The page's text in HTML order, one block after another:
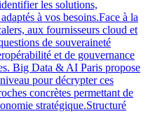
les solutions,
à vos besoins.Face à la
aux fournisseurs cloud et
de souveraineté
et de gouvernance
Big Data & AI Paris propose
pour décrypter ces
concrètes permettant de
stratégique.Structuré